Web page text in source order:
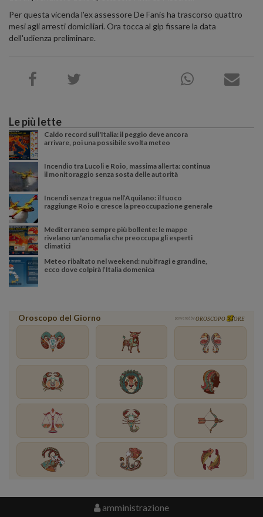
Per questa vicenda l'ex assessore De Fanis ha trascorso quattro
mesi agli arresti domiciliari. Ora tocca al gip fissare la data
dell'udienza preliminare.
Le più lette
Caldo record sull'Italia: il peggio deve ancora
arrivare, poi una possibile svolta meteo
Incendio tra Lucoli e Roio, massima allerta: continua
il monitoraggio senza sosta delle autorità
Incendi senza tregua nell’Aquilano: il fuoco
raggiunge Roio e cresce la preoccupazione generale
Mediterraneo sempre più bollente: le mappe
rivelano un'anomalia che preoccupa gli esperti
climatici
Meteo ribaltato nel weekend: nubifragi e grandine,
ecco dove colpirà l’Italia domenica
Oroscopo del Giorno powered by OROSCOPO ORE
amministrazione